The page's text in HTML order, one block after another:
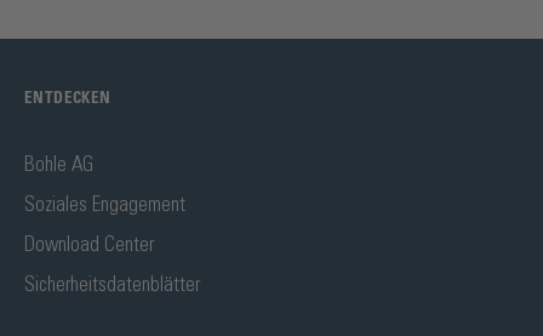
ENTDECKEN
Bohle AG
Soziales Engagement
Download Center
Sicherheitsdatenblätter